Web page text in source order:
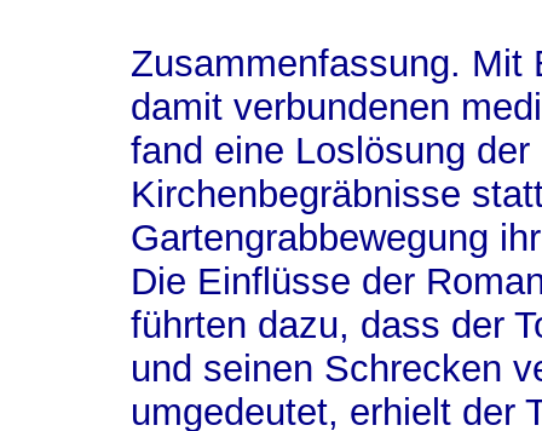
Zusammenfassung. Mit
damit verbundenen
fand eine Loslösung
Kirchenbegräbnisse
Gartengrabbewegung
Die Einflüsse der
führten dazu, dass der
und seinen Schrecken
umgedeutet, erhielt der